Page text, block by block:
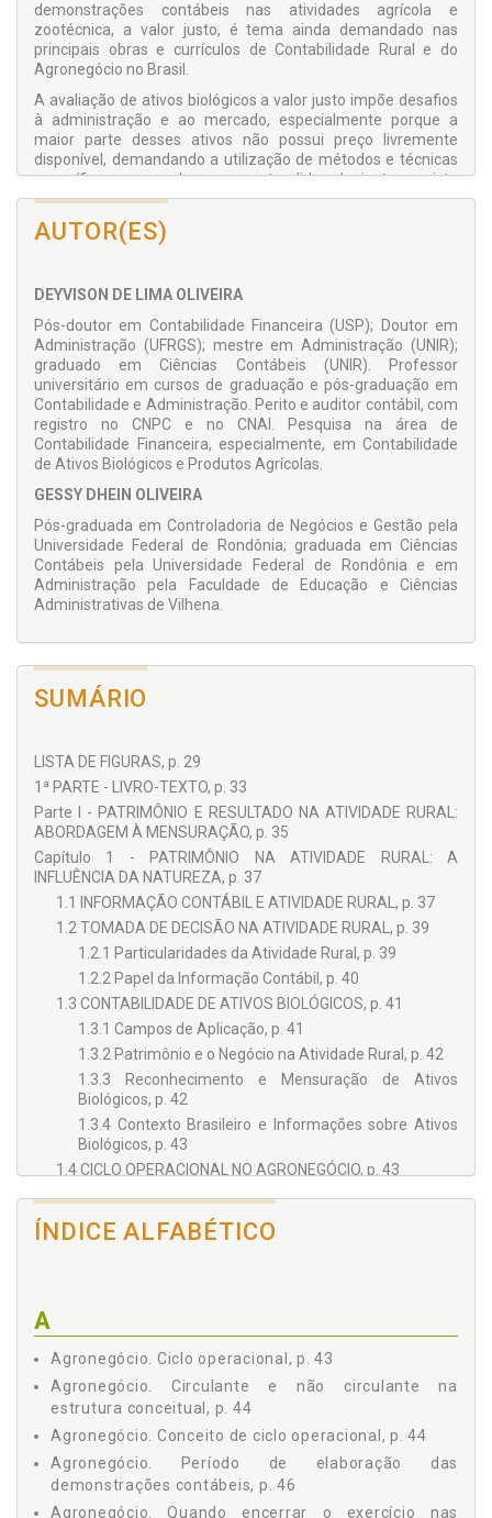
demonstrações contábeis nas atividades agrícola e
zootécnica, a valor justo, é tema ainda demandado nas
principais obras e currículos de Contabilidade Rural e do
Agronegócio no Brasil.
A avaliação de ativos biológicos a valor justo impõe desafios
à administração e ao mercado, especialmente porque a
maior parte desses ativos não possui preço livremente
disponível, demandando a utilização de métodos e técnicas
específicos para se alcançar o pretendido valor justo, previsto
nas normas de contabilidade. Buscando reduzir esses
desafios, a obra apresenta uma seção de valuation de ativos
biológicos a valor justo, com modelos que podem ser
contribuem para a fixação dos conteúdos exigidos pelos
currículos das instituições de ensino, bem como elucidam e
exemplificam pontos das normativas contábeis específicas –
a exemplo do CPC 29 e CPC 46. Na mesma linha, o manual do
professor (com respostas dos exercícios e disponível na
Editora) facilita a escolha de atividades a serem aplicadas
em sala, em trabalhos avaliativos, em autoestudo etc., tendo
em vista o grande número de exercícios disponíveis. Por fim,
aos professores são disponibilizadas (na Editora) as
plano de ensino.
Além dos cursos de graduação e especialização em Ciências
Contábeis, a obra também pode ser aplicada aos cursos das
áreas de Engenharia (de Produção, Florestal, Agronômica,
contabilidade, autônomos e contadores internos nas
empresas rurais (fazendas etc.) e/ou agroindustriais.
AUTOR(ES)
DEYVISON DE LIMA OLIVEIRA
Pós-doutor em Contabilidade Financeira (USP); Doutor em
Administração (UFRGS); mestre em Administração (UNIR);
graduado em Ciências Contábeis (UNIR). Professor
universitário em cursos de graduação e pós-graduação em
Contabilidade e Administração. Perito e auditor contábil, com
registro no CNPC e no CNAI. Pesquisa na área de
Contabilidade Financeira, especialmente, em Contabilidade
de Ativos Biológicos e Produtos Agrícolas.
GESSY DHEIN OLIVEIRA
Pós-graduada em Controladoria de Negócios e Gestão pela
Universidade Federal de Rondônia; graduada em Ciências
Contábeis pela Universidade Federal de Rondônia e em
Administração pela Faculdade de Educação e Ciências
Administrativas de Vilhena.
SUMÁRIO
LISTA DE FIGURAS, p. 29
1ª PARTE - LIVRO-TEXTO, p. 33
Parte I - PATRIMÔNIO E RESULTADO NA ATIVIDADE RURAL:
ABORDAGEM À MENSURAÇÃO, p. 35
Capítulo 1 - PATRIMÔNIO NA ATIVIDADE RURAL: A
INFLUÊNCIA DA NATUREZA, p. 37
1.1 INFORMAÇÃO CONTÁBIL E ATIVIDADE RURAL, p. 37
1.2 TOMADA DE DECISÃO NA ATIVIDADE RURAL, p. 39
1.2.1 Particularidades da Atividade Rural, p. 39
1.2.2 Papel da Informação Contábil, p. 40
1.3 CONTABILIDADE DE ATIVOS BIOLÓGICOS, p. 41
1.3.1 Campos de Aplicação, p. 41
1.3.2 Patrimônio e o Negócio na Atividade Rural, p. 42
1.3.3 Reconhecimento e Mensuração de Ativos
Biológicos, p. 42
1.3.4 Contexto Brasileiro e Informações sobre Ativos
Biológicos, p. 43
1.4 CICLO OPERACIONAL NO AGRONEGÓCIO, p. 43
1.4.1 Conceito de Ciclo Operacional, p. 44
1.4.2 Circulante e Não Circulante na Estrutura
Conceitual, p. 44
REFERÊNCIAS, p. 47
Capítulo 2 - RESULTADO NA ATIVIDADE RURAL: ABORDAGEM
À MENSURAÇÃO, p. 49
2.1 REGIMES DE CAIXA VERSUS COMPETÊNCIA NA
ATIVIDADE RURAL, p. 49
2.1.1 A Visão da Ciência Contábil, p. 49
2.1.2 Fenômenos que Geram Dificuldades de
ÍNDICE ALFABÉTICO
A
Agronegócio. Ciclo operacional, p. 43
Agronegócio. Circulante e não circulante na
estrutura conceitual, p. 44
Agronegócio. Conceito de ciclo operacional, p. 44
Agronegócio. Período de elaboração das
demonstrações contábeis, p. 46
Agronegócio. Quando encerrar o exercício nas